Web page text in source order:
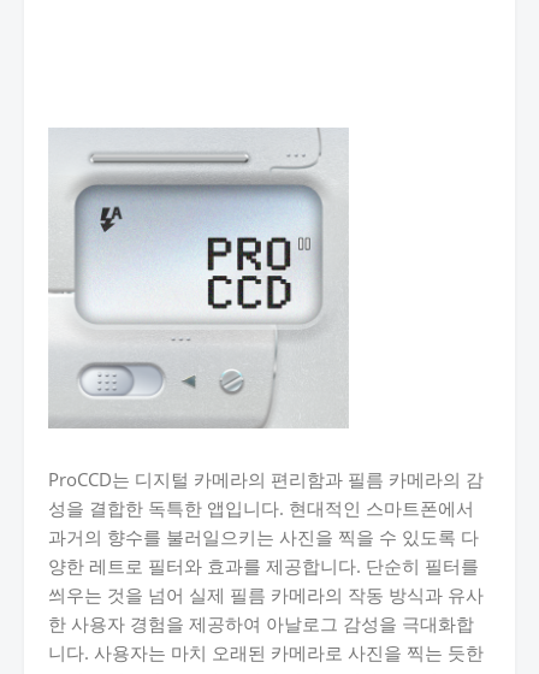
ProCCD는 디지털 카메라의 편리함과 필름 카메라의 감
성을 결합한 독특한 앱입니다. 현대적인 스마트폰에서
과거의 향수를 불러일으키는 사진을 찍을 수 있도록 다
양한 레트로 필터와 효과를 제공합니다. 단순히 필터를
씌우는 것을 넘어 실제 필름 카메라의 작동 방식과 유사
한 사용자 경험을 제공하여 아날로그 감성을 극대화합
니다. 사용자는 마치 오래된 카메라로 사진을 찍는 듯한